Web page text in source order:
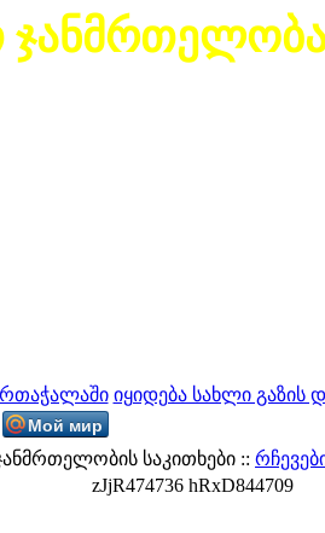
იყიდება სახლი გაზის
Мой мир
საკითხები ::
zJjR474736 hRxD844709